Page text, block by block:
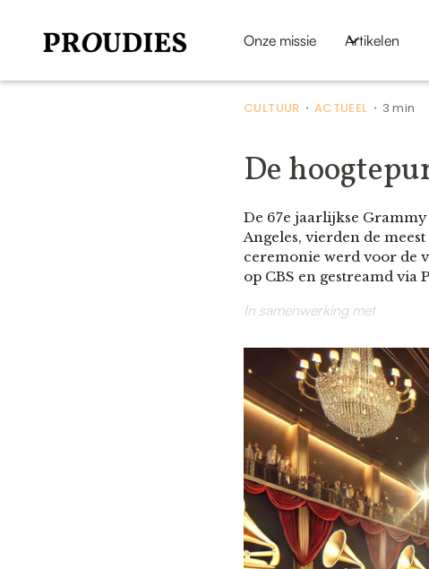
Onze missie Artikelen
CULTUUR • ACTUEEL • 3 min
De
De 67e jaarlijkse
Angeles, vierden de
ceremonie werd voor de
op CBS en gestreamd via
In samenwerking met